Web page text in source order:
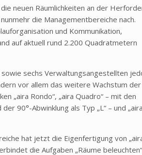
neuen Räumlichkeiten an der
die Managementbereiche nach.
und Kommunikation,
auf aktuell rund 2.200 Quadratmetern
sechs Verwaltungsangestellten
vor allem das weitere Wachstum der
„aira Rondo“, „aira Quadro“ – mit den
90°-Abwinklung als Typ „L“ – und „aira
hat jetzt die Eigenfertigung von
die Aufgaben „Räume